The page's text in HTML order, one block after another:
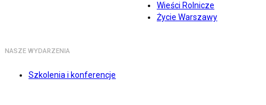
Wieści Rolnicze
Życie Warszawy
NASZE WYDARZENIA
Szkolenia i konferencje